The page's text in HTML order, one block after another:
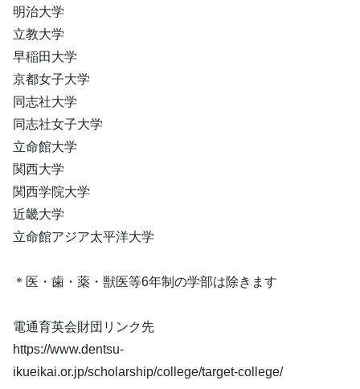
明治大学
立教大学
早稲田大学
京都女子大学
同志社大学
同志社女子大学
立命館大学
関西大学
関西学院大学
近畿大学
立命館アジア太平洋大学
＊医・歯・薬・獣医等6年制の学部は除きます
電通育英会財団リンク先
https://www.dentsu-
ikueikai.or.jp/scholarship/college/target-college/